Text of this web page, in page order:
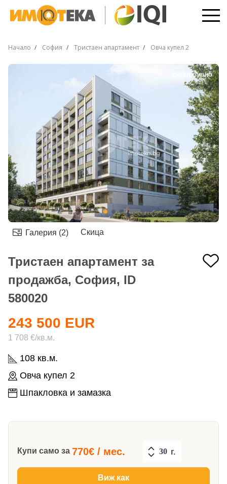
Начало София Тристаен апартамент Овча купел 2
ЕКСКЛУЗИВНО
Галерия (2) Скица
Тристаен апартамент за
продажба, София, ID
580020
108 кв.м.
Овча купел 2
Шпакловка и замазка
243 500 EUR
1 708 €/кв.м.
Купи само за 770€ / мес. г.
Виж как